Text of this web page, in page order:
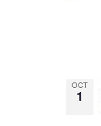
OCT
1